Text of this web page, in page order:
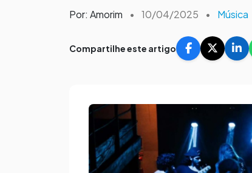
Por: Amorim • 10/04/2025 • Música
Compartilhe este artigo